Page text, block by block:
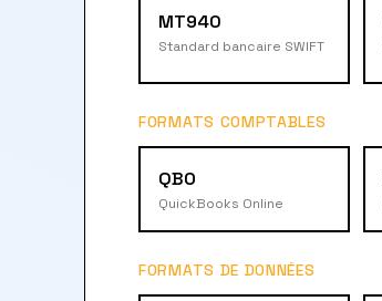
MT940
Standard bancaire SWIFT
FORMATS COMPTABLES
QBO
QuickBooks Online
FORMATS DE DONNÉES